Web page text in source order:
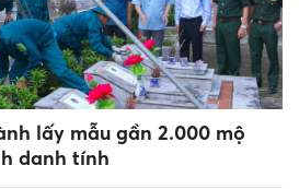
lấy mẫu gần 2.000 mộ
danh tính